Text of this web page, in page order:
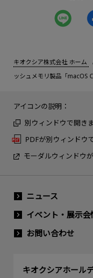
キオクシア株式会社 ホーム
ッシュメモリ製品「macOS
アイコンの説明：
別ウィンドウで開き
PDFが別ウィンドウ
モーダルウィンドウ
ニュース
イベント・展示会
お問い合わせ
キオクシアホール